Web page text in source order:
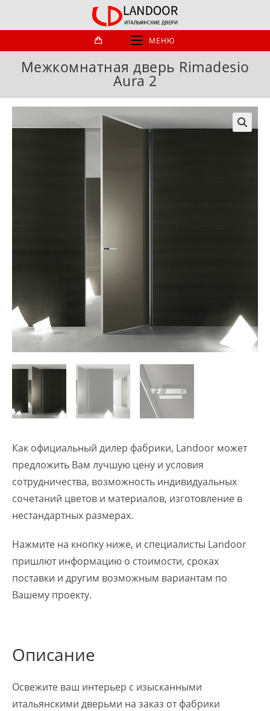
МЕНЮ
Межкомнатная дверь Rimadesio
Aura 2
Как официальный дилер фабрики, Landoor может
предложить Вам лучшую цену и условия
сотрудничества, возможность индивидуальных
сочетаний цветов и материалов, изготовление в
нестандартных размерах.
Нажмите на кнопку ниже, и специалисты Landoor
пришлют информацию о стоимости, сроках
поставки и другим возможным вариантам по
Вашему проекту.
Описание
Освежите ваш интерьер с изысканными
итальянскими дверьми на заказ от фабрики